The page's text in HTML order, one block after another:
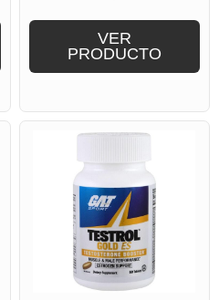
VER
PRODUCTO